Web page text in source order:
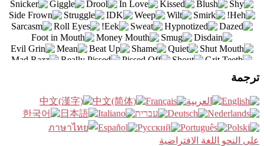
ترجمة
على النحو اللغة الافتراضية